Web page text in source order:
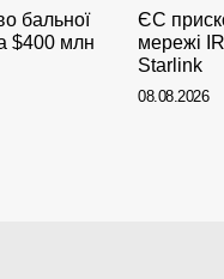
бальної
$400 млн
ЄС
мережі
Starlink
08.08.2026